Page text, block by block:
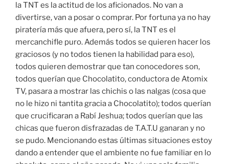
la TNT es la actitud de los aficionados. No van a
divertirse, van a posar o comprar. Por fortuna ya no hay
piratería más que afuera, pero sí, la TNT es el
mercanchifle puro. Además todos se quieren hacer los
graciosos (y no todos tienen la habilidad para eso),
todos quieren demostrar que tan conocedores son,
todos querían que Chocolatito, conductora de Atomix
TV, pasara a mostrar las chichis o las nalgas (cosa que
no le hizo ni tantita gracia a Chocolatito); todos querían
que crucificaran a Rabí Jeshua; todos querían que las
chicas que fueron disfrazadas de T.A.T.U ganaran y no
se pudo. Mencionando estas últimas situaciones estoy
dando a entender que el ambiente no fue familiar en lo